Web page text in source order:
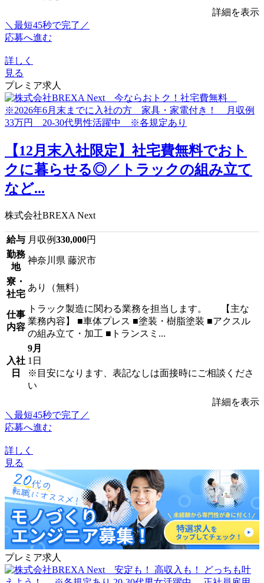
詳細を表示
＼最短45秒で完了／
応募へ進む
詳しく
見る
プレミア求人
【12月末入社限定】社宅費無料でおト
クに暮らせる◎／トラックの組み立て
など...
株式会社BREXA Next
給与 月収例330,000円
勤務
地
神奈川県 藤沢市
寮・
社宅
あり（無料）
仕事
内容
トラック製造に関わる業務を担当します。 【主な
業務内容】 ■車体プレス ■塗装・樹脂塗装 ■アクスル
の組み立て・加工 ■トランスミ...
入社
日
9月
1日
※目安になります、表記なしは面接時にご相談くださ
い
詳細を表示
＼最短45秒で完了／
応募へ進む
詳しく
見る
プレミア求人